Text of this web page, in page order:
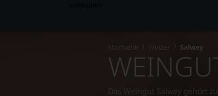
Startseite Winzer Salwey
Das Weingut Salwey gehört